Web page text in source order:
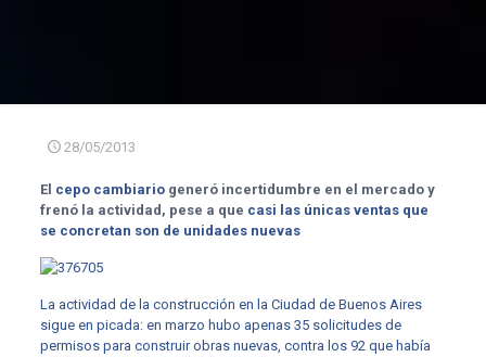
28/05/2013
El cepo cambiariogeneró incertidumbre en el mercado y
frenó la actividad, pese a que casi las únicas ventas que
se concretan son de unidades nuevas
La actividad de la construcción en la Ciudad de Buenos Aires
sigue en picada: en marzo hubo apenas 35 solicitudes de
permisos para construir obras nuevas, contra los 92 que había